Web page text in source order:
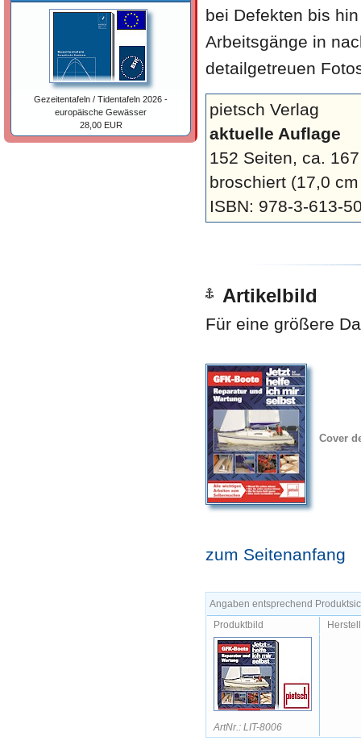
bei Defekten bis
Arbeitsgänge in
detailgetreuen
pietsch Verlag
aktuelle Auflage
152 Seiten, ca.
broschiert (17,0
ISBN: 978-3-613-
Artikelbild
Für eine größere
Cover
zum Seitenanfang
Angaben entsprechend
Produktbild
ArtNr.: LIT-8006
Gezeitentafeln / Tidentafeln 2026 -
europäische Gewässer
28,00 EUR